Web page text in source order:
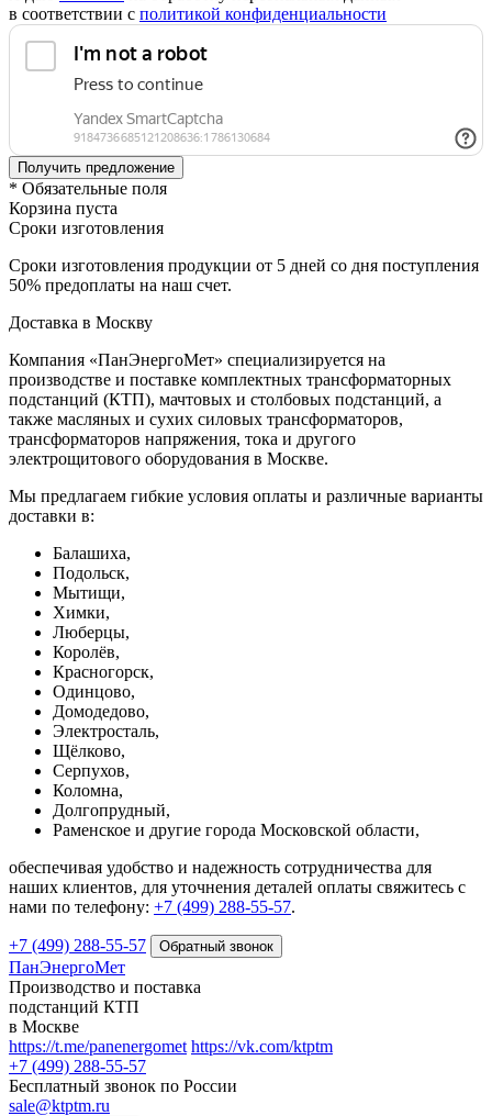
в соответствии с политикой конфиденциальности
* Обязательные поля
Корзина пуста
Сроки изготовления
Сроки изготовления продукции от 5 дней со дня поступления
50% предоплаты на наш счет.
Доставка в Москву
Компания «ПанЭнергоМет» специализируется на
производстве и поставке комплектных трансформаторных
подстанций (КТП), мачтовых и столбовых подстанций, а
также масляных и сухих силовых трансформаторов,
трансформаторов напряжения, тока и другого
электрощитового оборудования в Москве.
Мы предлагаем гибкие условия оплаты и различные варианты
доставки в:
Балашиха,
Подольск,
Мытищи,
Химки,
Люберцы,
Королёв,
Красногорск,
Одинцово,
Домодедово,
Электросталь,
Щёлково,
Серпухов,
Коломна,
Долгопрудный,
Раменское и другие города Московской области,
обеспечивая удобство и надежность сотрудничества для
наших клиентов, для уточнения деталей оплаты свяжитесь с
нами по телефону: +7 (499) 288-55-57.
+7 (499) 288-55-57
ПанЭнергоМет
Производство и поставка
подстанций КТП
в Москве
https://t.me/panenergomet https://vk.com/ktptm
+7 (499) 288-55-57
Бесплатный звонок по России
sale@ktptm.ru